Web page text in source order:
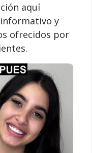
aquí
y
ofrecidos por